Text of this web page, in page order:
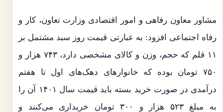
مشاور معاون رفاهی و امور اقتصادی وزارت تعاون، کار و
رفاه اجتماعی افزود: به عبارتی قیمت روز سبد مشتمل بر
۱۱ قلم که حجم، وزن و کالای مشخصی دارد، ۷۴۳ هزار و
۷۵۰ تومان بوده که خانوارهای دهک‌های اول تا هفتم
درآمدی در صورت خرید بسته باید قیمت سال ۱۴۰۱ آن را
به مبلغ ۵۲۳ هزار و ۳۰۰ تومان خریداری می‌کنند و